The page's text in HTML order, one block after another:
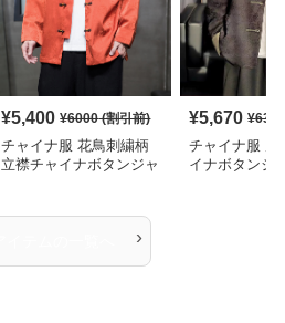
¥5,400 ¥6000(割引前)
チャイナ服 花鳥刺繍柄
立襟チャイナボタンジャ
¥5,670 ¥
チャイナ服 唐
イナボタンジ
›